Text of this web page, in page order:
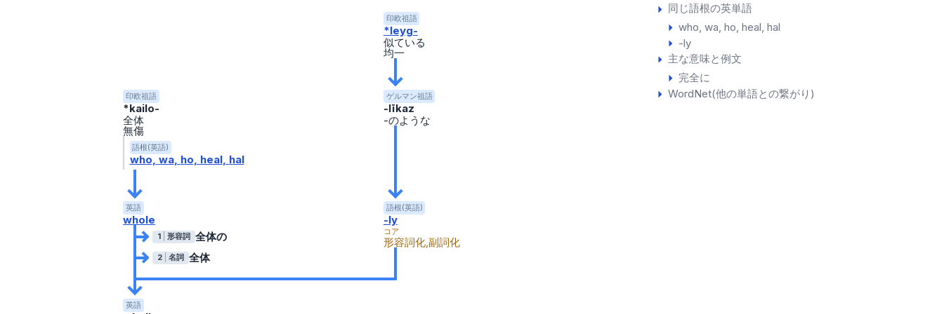
同じ語根の英単語
who wa ho heal hal
-ly
主な意味と例文
完全に
WordNet(他の単語との繋がり)
印欧祖語
*leyg-
似ている
均一
印欧祖語
*kailo-
全体
無傷
語根(英語)
who wa ho heal hal
ゲルマン祖語
-līkaz
-のような
英語
whole
1 形容詞 全体の
2 名詞 全体
語根(英語)
-ly
コア
形容詞化,副詞化
英語